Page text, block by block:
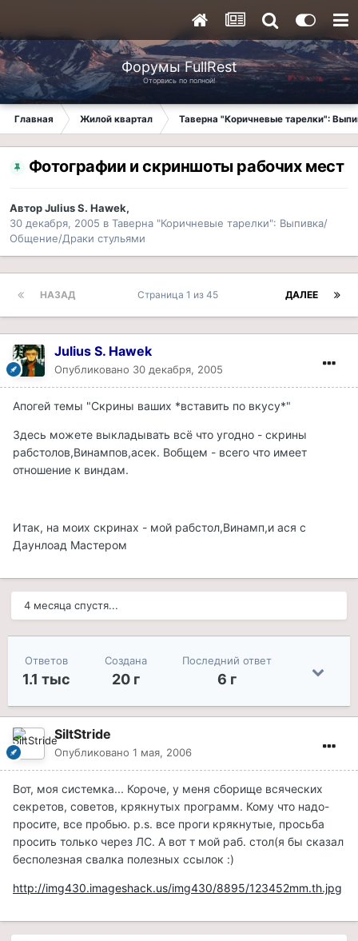
Форумы FullRest
Оторвись по полной!
Главная Жилой квартал Таверна "Коричневые тарелки":
Фотографии и скриншоты рабочих мест
АвторJulius S. Hawek,
30 декабря, 2005 в Таверна "Коричневые тарелки": Выпивка/
Общение/Драки стульями
НАЗАД ДАЛЕЕ
Страница 1 из 45
Julius S. Hawek
Опубликовано 30 декабря, 2005
Апогей темы "Скрины ваших *вставить по вкусу*"
Здесь можете выкладывать всё что угодно - скрины
рабстолов,Винампов,асек. Вобщем - всего что имеет
отношение к виндам.
Итак, на моих скринах - мой рабстол,Винамп,и ася с
Даунлоад Мастером
4 месяца спустя...
Ответов
1.1 тыс
Создана
20 г
Последний ответ
6 г
SiltStride
Опубликовано 1 мая, 2006
Вот, моя системка... Короче, у меня сборище всяческих
секретов, советов, крякнутых программ. Кому что надо-
просите, все пробью. p.s. все проги крякнутые, просьба
просить только через ЛС. А вот т мой раб. стол(я бы сказал
бесполезная свалка полезных ссылок :)
http://img430.imageshack.us/img430/8895/123452mm.th.jpg